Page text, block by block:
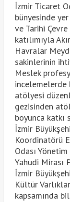
İzmir Ticaret
bünyesinde
ve Tarihi
katılımıyla
Havralar
sakinlerinin
Meslek
incelemelerde
atölyesi
gezisinden
boyunca katkı
İzmir
Koordinatörü
Odası
Yahudi Mirası
İzmir
Kültür
kapsamında